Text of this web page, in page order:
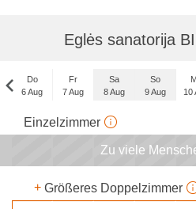
Eglės sanatorija
Do
6 Aug
Fr
7 Aug
Sa
8 Aug
So
9 Aug
10
3 SepEinzelzimmer
Zu viele x
+ Größeres Doppelzimmer